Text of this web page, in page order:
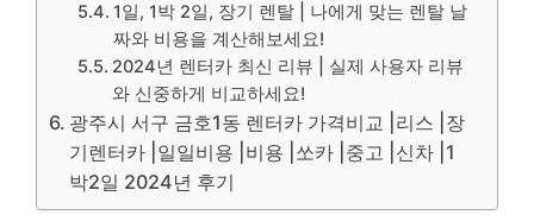
1일, 1박 2일, 장기 렌탈 | 나에게 맞는 렌탈 날
짜와 비용을 계산해보세요!
2024년 렌터카 최신 리뷰 | 실제 사용자 리뷰
와 신중하게 비교하세요!
광주시 서구 금호1동 렌터카 가격비교 |리스 |장
기렌터카 |일일비용 |비용 |쏘카 |중고 |신차 |1
박2일 2024년 후기